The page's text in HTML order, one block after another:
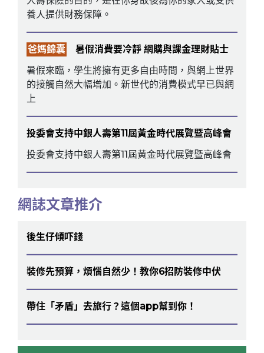
養人提供財務保障。
爸媽錦囊
暑假消費要冷靜 網購與課金理財貼士
暑假來臨，學生將擁有更多自由時間，與網上世界
的接觸自然大幅增加。新世代的消費模式早已與網
上
投委會支持中銀人壽第11屆黃金時代展覽暨高峰會
投委會支持中銀人壽第11屆黃金時代展覽暨高峰會
網誌文章推介
後生仔傾吓錢
裝修先預算，煩惱自然少！教你6招防裝修中伏
帶住「矛盾」去旅行？這個app幫到你！